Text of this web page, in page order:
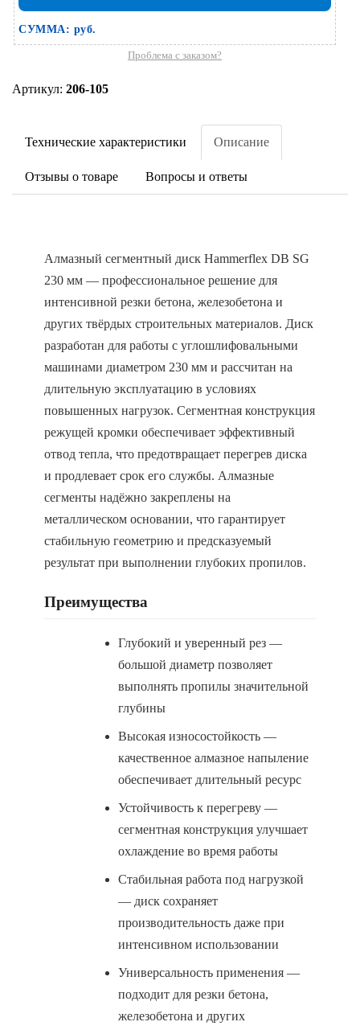
СУММА: руб.
Проблема с заказом?
Артикул: 206-105
Технические характеристики Описание
Отзывы о товаре Вопросы и ответы
Алмазный сегментный диск Hammerflex DB SG
230 мм — профессиональное решение для
интенсивной резки бетона, железобетона и
других твёрдых строительных материалов. Диск
разработан для работы с углошлифовальными
машинами диаметром 230 мм и рассчитан на
длительную эксплуатацию в условиях
повышенных нагрузок. Сегментная конструкция
режущей кромки обеспечивает эффективный
отвод тепла, что предотвращает перегрев диска
и продлевает срок его службы. Алмазные
сегменты надёжно закреплены на
металлическом основании, что гарантирует
стабильную геометрию и предсказуемый
результат при выполнении глубоких пропилов.
Преимущества
Глубокий и уверенный рез —
большой диаметр позволяет
выполнять пропилы значительной
глубины
Высокая износостойкость —
качественное алмазное напыление
обеспечивает длительный ресурс
Устойчивость к перегреву —
сегментная конструкция улучшает
охлаждение во время работы
Стабильная работа под нагрузкой
— диск сохраняет
производительность даже при
интенсивном использовании
Универсальность применения —
подходит для резки бетона,
железобетона и других